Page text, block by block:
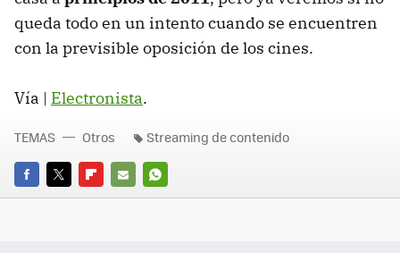
queda todo en un intento cuando se encuentren
con la previsible oposición de los cines.
Vía | Electronista.
FACEBOOK
TWITTERFLIPBOARD
E-
WHATSAPP
TEMAS Otros Streaming de contenido